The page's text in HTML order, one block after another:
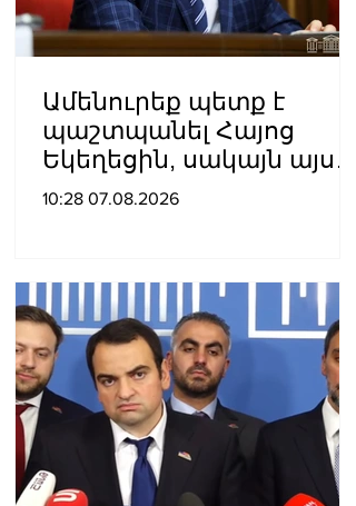
Ամենուրեք պետք է
պաշտպանել Հայոց
Եկեղեցին, սակայն այս
ամենին վերջ տալու,
ճանապարհն
իշխանափոխությունն է.
Տիգրան Աբրահամյան
10:28 07.08.2026